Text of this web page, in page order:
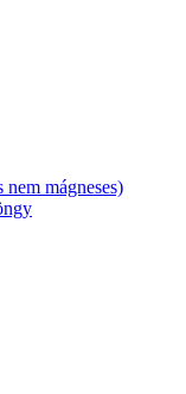
nem mágneses)